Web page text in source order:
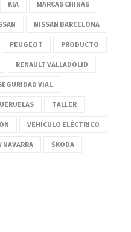
KIA MARCAS CHINAS
NISSAN BARCELONA
PEUGEOT PRODUCTO
RENAULT VALLADOLID
VIAL
TALLER
VEHÍCULO ELÉCTRICO
NAVARRA ŠKODA